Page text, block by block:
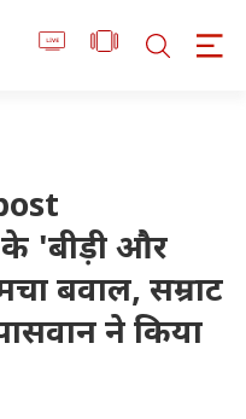
के 'बीड़ी और
बवाल, सम्राट
ने किया